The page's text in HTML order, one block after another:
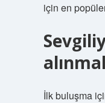
için en
İlk buluşma